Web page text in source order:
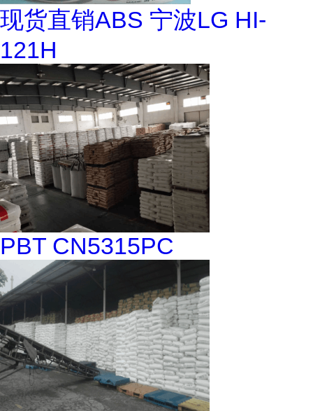
现货直销ABS 宁波LG HI-
121H
PBT CN5315PC